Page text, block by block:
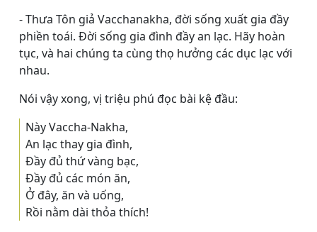
- Thưa Tôn giả Vacchanakha, đời sống xuất gia đầy
phiền toái. Ðời sống gia đình đầy an lạc. Hãy hoàn
tục, và hai chúng ta cùng thọ hưởng các dục lạc với
nhau.
Nói vậy xong, vị triệu phú đọc bài kệ đầu:
Này Vaccha-Nakha,
An lạc thay gia đình,
Ðầy đủ thứ vàng bạc,
Ðầy đủ các món ăn,
Ở đây, ăn và uống,
Rồi nằm dài thỏa thích!